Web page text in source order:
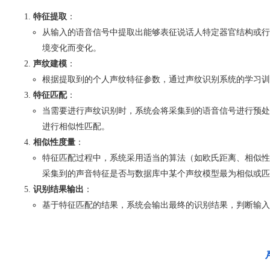
特征提取 ：
从输入的语音信号中提取出能够表征说话人特定器官结构或
境变化而变化。
声纹建模 ：
根据提取到的个人声纹特征参数，通过声纹识别系统的学习
特征匹配：
当需要进行声纹识别时，系统会将采集到的语音信号进行预
进行相似性匹配。
相似性度量 ：
特征匹配过程中，系统采用适当的算法（如欧氏距离、相似
采集到的声音特征是否与数据库中某个声纹模型最为相似或
识别结果输出 ：
基于特征匹配的结果，系统会输出最终的识别结果，判断输